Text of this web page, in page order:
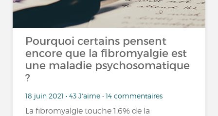
Pourquoi certains pensent
encore que la fibromyalgie est
une maladie psychosomatique
?
18 juin 2021 • 43 J'aime • 14 commentaires
La fibromyalgie touche 1,6% de la